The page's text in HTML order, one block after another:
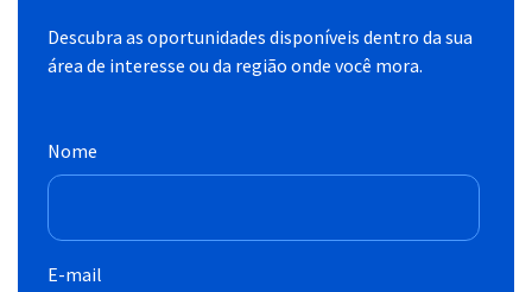
Descubra as oportunidades disponíveis dentro da sua
área de interesse ou da região onde você mora.
Nome
E-mail